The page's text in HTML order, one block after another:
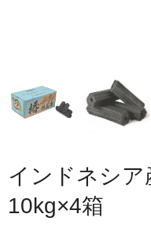
インドネシア
10kg×4箱